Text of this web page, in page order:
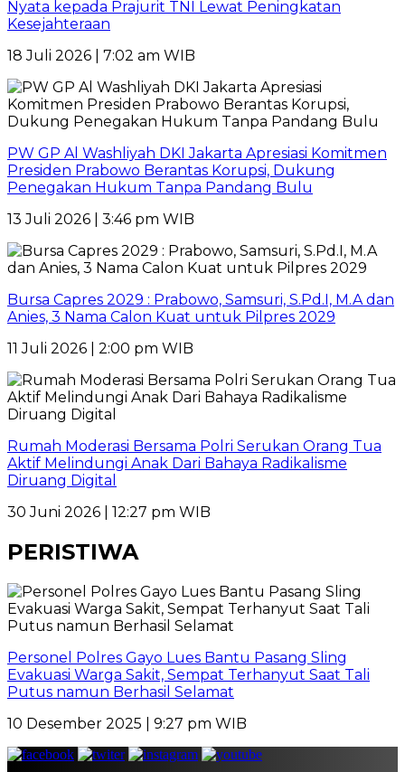
Nyata kepada Prajurit TNI Lewat Peningkatan
Kesejahteraan
18 Juli 2026 | 7:02 am WIB
PW GP Al Washliyah DKI Jakarta Apresiasi Komitmen
Presiden Prabowo Berantas Korupsi, Dukung
Penegakan Hukum Tanpa Pandang Bulu
13 Juli 2026 | 3:46 pm WIB
Bursa Capres 2029 : Prabowo, Samsuri, S.Pd.I, M.A dan
Anies, 3 Nama Calon Kuat untuk Pilpres 2029
11 Juli 2026 | 2:00 pm WIB
Rumah Moderasi Bersama Polri Serukan Orang Tua
Aktif Melindungi Anak Dari Bahaya Radikalisme
Diruang Digital
30 Juni 2026 | 12:27 pm WIB
PERISTIWA
Personel Polres Gayo Lues Bantu Pasang Sling
Evakuasi Warga Sakit, Sempat Terhanyut Saat Tali
Putus namun Berhasil Selamat
10 Desember 2025 | 9:27 pm WIB